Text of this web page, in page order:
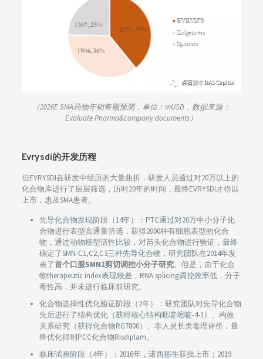
（2026E SMA药物年销售额预测，单位：mUSD，数据来源：
Evaluate Pharma&company documents）
Evrysdi的开发历程
但EVRYSDI在研发中经历的大量曲折，研发人员通过对20万以上的
化合物库进行了层层筛选，历时20年的时间，最终EVRYSDI才得以
上市，惠及SMA患者。
先导化合物发现阶段（14年）：PTC通过对20万中小分子化
合物进行表型高通量筛选，获得2000种有细胞表型的化合
物，通过动物模型活性比较，对苗头化合物进行验证，最终
确定了SMN-C1,C2,C3三种先导化合物，研究团队在2014年发
表了首个口服SMN2剪切调控小分子研究。但是，由于化合
物therapeutic index表现较差，RNA splicing调控效率低，分子
毒性高，并未进行临床前研究。
化合物选择性优化验证阶段（2年）：研究团队对先导化合物
先后进行了结构优化（获得核心结构吡啶嘧啶-4-1）、构效
关系研究（获得化合物RG7800）、非人灵长类毒理评价，最
终优化得到PCC化合物Risdiplam。
临床试验阶段（4年）：2016年，诺西那生获批上市；2019